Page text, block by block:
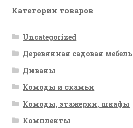
Категории товаров
Uncategorized
Деревянная садовая мебель
Диваны
Комоды и скамьи
Комоды, этажерки, шкафы
Комплекты